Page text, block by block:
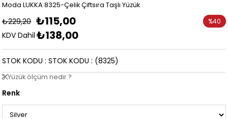
Moda LUKKA 8325-Çelik Çiftsıra Taşlı Yüzük
₺229,20 ₺115,00
KDV Dahil ₺138,00
%40
(8325)
STOK KODU STOK KODU
Yüzük ölçüm nedir ?
Renk